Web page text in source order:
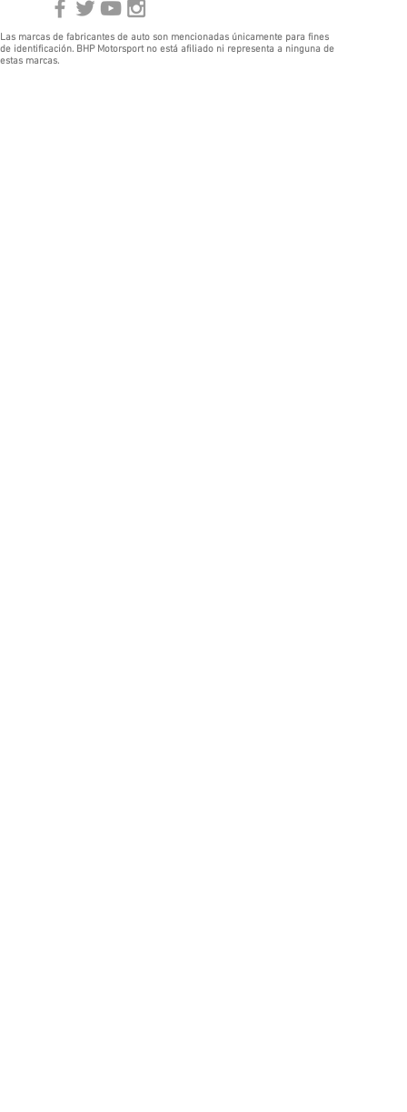
Las marcas de fabricantes de auto son mencionadas únicamente para fines
de identificación. BHP Motorsport no está afiliado ni representa a ninguna de
estas marcas.